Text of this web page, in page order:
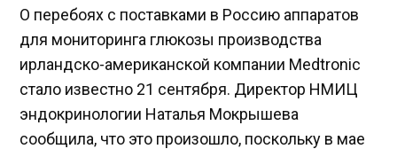
О перебоях с поставками в Россию аппаратов
для мониторинга глюкозы производства
ирландско-американской компании Medtronic
стало известно 21 сентября. Директор НМИЦ
эндокринологии Наталья Мокрышева
сообщила, что это произошло, поскольку в мае